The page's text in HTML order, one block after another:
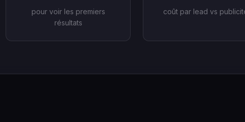
pour voir les premiers
résultats
coût par lead vs